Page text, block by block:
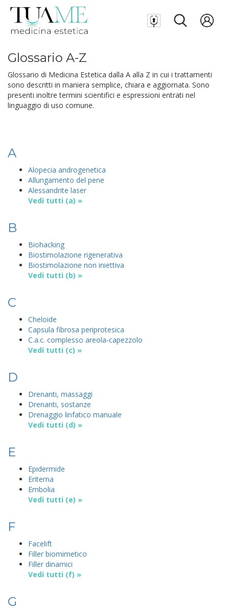
Glossario A-Z
Glossario di Medicina Estetica dalla A alla Z in cui i trattamenti
sono descritti in maniera semplice, chiara e aggiornata. Sono
presenti inoltre termini scientifici e espressioni entrati nel
linguaggio di uso comune.
A
Alopecia androgenetica
Allungamento del pene
Alessandrite laser
Vedi tutti (a) »
B
Biohacking
Biostimolazione rigenerativa
Biostimolazione non iniettiva
Vedi tutti (b) »
C
Cheloide
Capsula fibrosa periprotesica
C.a.c. complesso areola-capezzolo
Vedi tutti (c) »
D
Drenanti, massaggi
Drenanti, sostanze
Drenaggio linfatico manuale
Vedi tutti (d) »
E
Epidermide
Eritema
Embolia
Vedi tutti (e) »
F
Facelift
Filler biomimetico
Filler dinamici
Vedi tutti (f) »
G